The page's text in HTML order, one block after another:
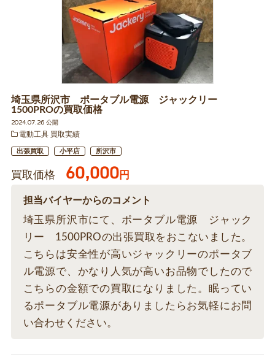
埼玉県所沢市 ポータブル電源 ジャックリー
1500PROの買取価格
2024.07.26 公開
電動工具 買取実績
出張買取 小平店 所沢市
買取価格 60,000円
担当バイヤーからのコメント
埼玉県所沢市にて、ポータブル電源 ジャック
リー 1500PROの出張買取をおこないました。
こちらは安全性が高いジャックリーのポータブ
ル電源で、かなり人気が高いお品物でしたので
こちらの金額での買取になりました。眠ってい
るポータブル電源がありましたらお気軽にお問
い合わせください。